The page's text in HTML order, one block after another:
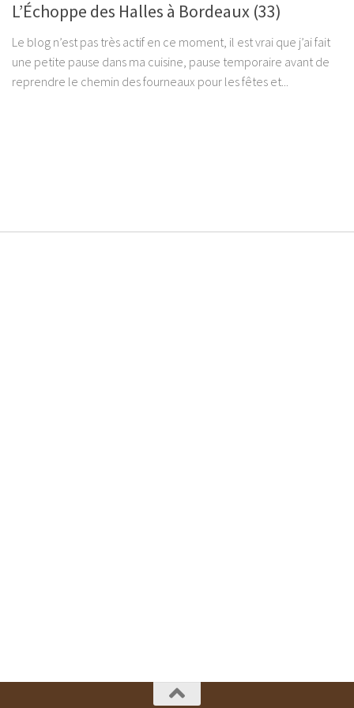
L’Échoppe des Halles à Bordeaux (33)
Le blog n’est pas très actif en ce moment, il est vrai que j’ai fait
une petite pause dans ma cuisine, pause temporaire avant de
reprendre le chemin des fourneaux pour les fêtes et...